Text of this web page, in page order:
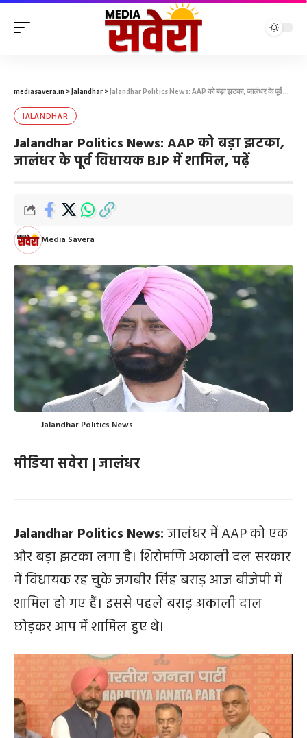
mediasavera.in >Jalandhar >Jalandhar Politics News: AAP को बड़ा झटका, जालंधर के पूर्व विधायक BJP में शामिल, पढ़ें
JALANDHAR
Jalandhar Politics News: AAP को बड़ा झटका,
जालंधर के पूर्व विधायक BJP में शामिल, पढ़ें
Media Savera
Jalandhar Politics News
मीडिया सवेरा | जालंधर
Jalandhar Politics News:जालंधर में AAP को एक
और बड़ा झटका लगा है। शिरोमणि अकाली दल सरकार
में विधायक रह चुके जगबीर सिंह बराड़ आज बीजेपी में
शामिल हो गए हैं। इससे पहले बराड़ अकाली दाल
छोड़कर आप में शामिल हुए थे।